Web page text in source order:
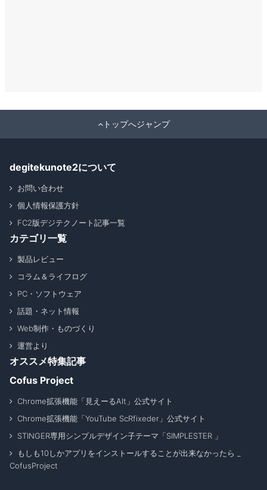
トップへジャンプ
degitekunote2について
お問い合わせ
個人情報保護方針
FC2版デジテクノート記事一覧
カテゴリ一覧
製品レビュー
コラム＆ライフログ
PC・ソフトウェア
話題・ネット情報
Web制作・ものづくり
運営より
オススメ特集記事
Cofus Project
Chrome拡張機能「見えーるAlt」公式サイト
Chrome拡張機能「YouTube ScRfixeder」公式サイト
STINGER専用シンプルデザイン子テーマ「SIMPLESTER 」
もしも10しかアプリをインストールすることが出来なかったら _
CofusProject